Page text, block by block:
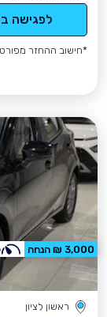
לפגישה
*חישוב ההחזר
ראשון לציון
3,000 ₪ הנחה